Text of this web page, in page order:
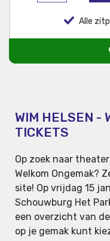
Alle
WIM HELSEN -
TICKETS
Op zoek naar
Welkom Ongemak?
site! Op vrijdag 15
Schouwburg Het
een overzicht van
op je gemak kunt